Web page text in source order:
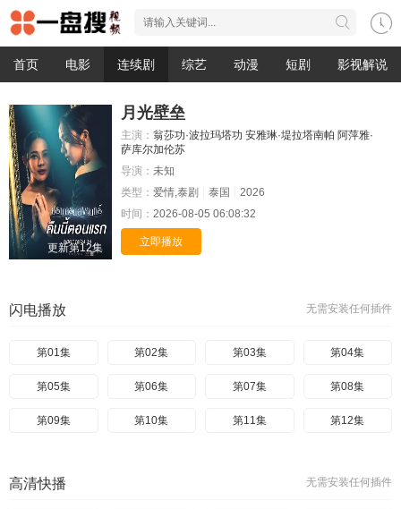
首页 电影 连续剧 综艺 动漫 短剧 影视解说
更新第12集
月光壁垒
主演： 翁莎功·波拉玛塔功 安雅琳·堤拉塔南帕 阿萍雅·
萨库尔加伦苏
导演： 未知
类型： 爱情,泰剧 泰国
2026
时间： 2026-08-05 06:08:32
立即播放
无需安装任何插件
闪电播放
第01集 第02集 第03集 第04集
第05集 第06集 第07集 第08集
第09集 第10集 第11集 第12集
无需安装任何插件
高清快播